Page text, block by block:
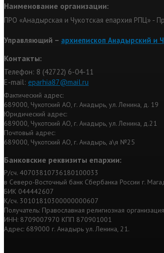
Наименование организации:
ПРО «Анадырская и Чукотская епархия РПЦ» -
Управляющий – архиепископ Анадырский и
Контакты:
Телефон: 8 (42722) 6-04-11
Е-mail: eparhia87@mail.ru
Фактический адрес:
689000, Чукотский АО, г. Анадырь, ул. Ленина, д. 19
Юридический адрес:
689000, Чукотский АО, г. Анадырь, ул. Ленина, д.21
Почтовый адрес:
689000, Чукотский АО, г. Анадырь, а\я №25
Банковские реквизиты епархии:
Р/сч. 40703810736180100033
в Северо-Восточный банк Сбербанка России г.
БИК 044442607
К/сч. 30101810300000000607
Получатель: Православная религиозная
ИНН: 8709007970 КПП 870901001
Адрес: 689000 г. Анадырь ул. Ленина, 21.